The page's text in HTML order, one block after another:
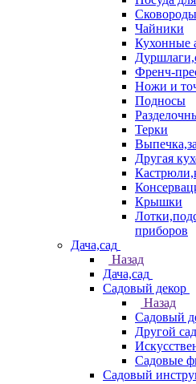
Сковороды
Чайники
Кухонные
Френч-
Ножи и
Подносы
Терки
Другая
Крышки
приборов
Дача,сад
Назад
Дача,сад
Садовый декор
Назад
Садовый
Другой
Садовые
Садовый